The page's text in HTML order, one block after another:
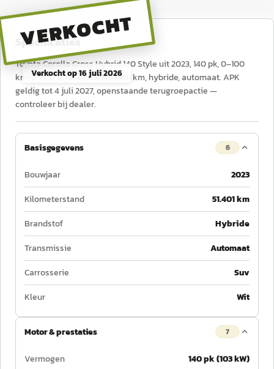
VERKOCHT
Verkocht op16 juli 2026
Specificaties
Toyota Corolla Cross Hybrid 140 Style uit 2023, 140 pk, 0–100
km/u in 10 s, tellerstand 51.401 km, hybride, automaat. APK
geldig tot 4 juli 2027, openstaande terugroepactie —
controleer bij dealer.
Basisgegevens 6
Bouwjaar
2023
Kilometerstand
51.401 km
Brandstof
Hybride
Transmissie
Automaat
Carrosserie
Suv
Kleur
Wit
Motor & prestaties 7
Vermogen
140 pk (103 kW)